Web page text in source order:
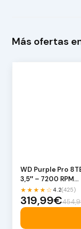
Más ofertas
WD Purple Pro
3,5″ – 7200 RPM…
★★★★☆ 4.2(425)
319,99€